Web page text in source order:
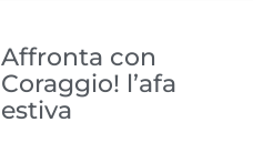
Affronta con
Coraggio! l’afa
estiva